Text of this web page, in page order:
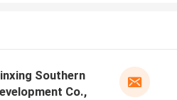
Southern
Co.,